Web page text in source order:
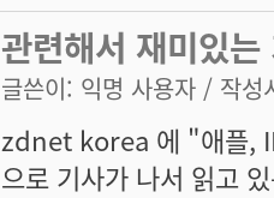
관련해서 재미있
글쓴이: 익명 사용자 / 작성
zdnet korea 에 "애플,
으로 기사가 나서 읽고